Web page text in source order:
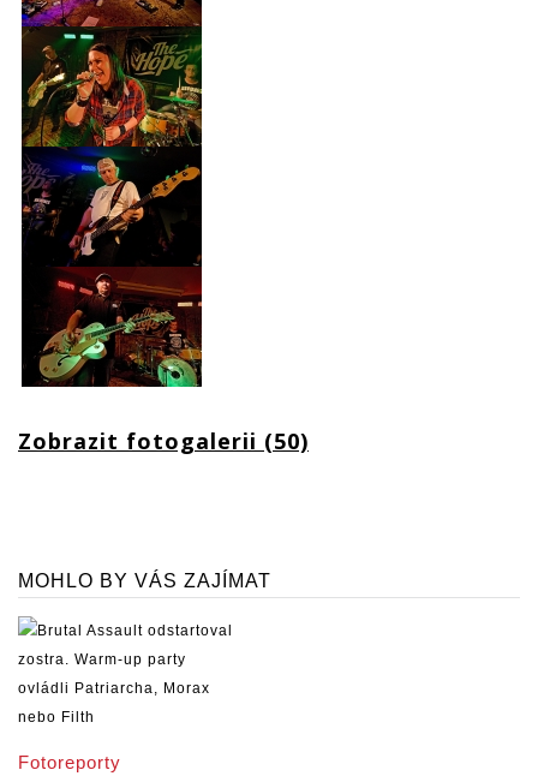
Zobrazit fotogalerii (50)
MOHLO BY VÁS ZAJÍMAT
Fotoreporty